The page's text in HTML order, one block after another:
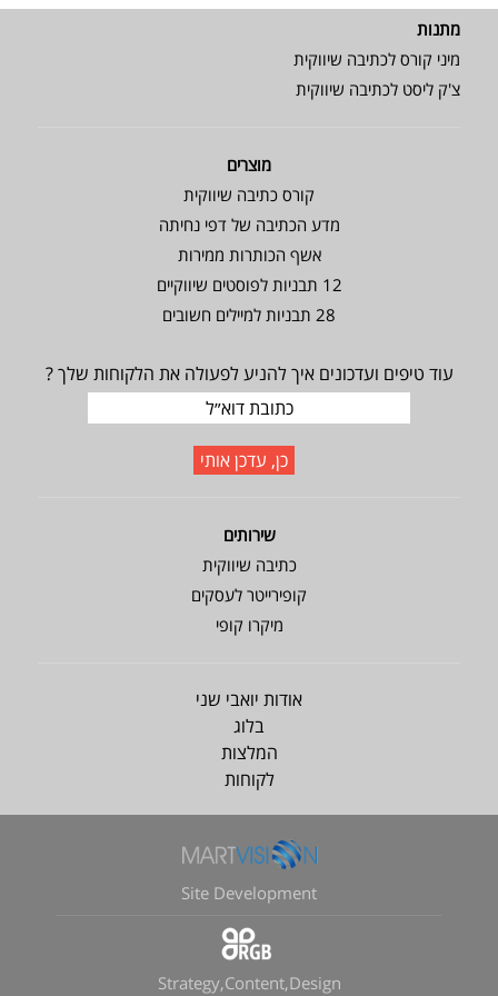
מתנות
מיני קורס לכתיבה שיווקית
צ'ק ליסט לכתיבה שיווקית
מוצרים
קורס כתיבה שיווקית
מדע הכתיבה של דפי נחיתה
אשף הכותרות ממירות
12 תבניות לפוסטים שיווקיים
28 תבניות למיילים חשובים
עוד טיפים ועדכונים איך להניע לפעולה את הלקוחות שלך ?
שירותים
כתיבה שיווקית
קופירייטר לעסקים
מיקרו קופי
אודות יואבי שני
בלוג
המלצות
לקוחות
Site Development
Strategy,Content,Design